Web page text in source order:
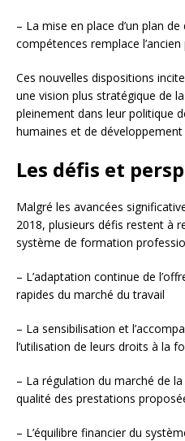
– La mise en place d’un plan
compétences remplace
Ces nouvelles dispositions
une vision plus stratégique de
pleinement dans leur politique
humaines et de
Les défis et
Malgré les avancées
2018, plusieurs défis restent à
système de formation
– L’adaptation continue de
rapides du marché du travail
– La sensibilisation et
l’utilisation de leurs droits à la
– La régulation du marché de
qualité des prestations
– L’équilibre financier du